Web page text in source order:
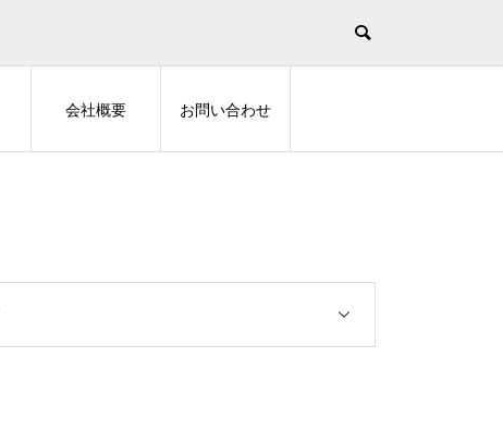
会社概要 お問い合わせ